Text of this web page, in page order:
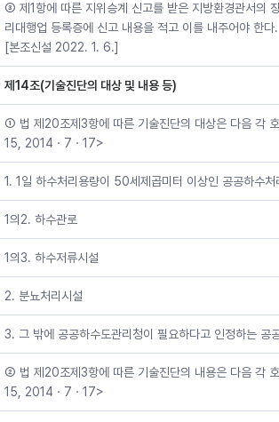
③ 제1항에 따른 지위승계 신고를 받은 지방환경관서의
리대행업 등록증에 신고 내용을 적고 이를 내주어야 한다.
[본조신설 2022. 1. 6.]
제14조(기술진단의 대상 및 내용 등)
① 법 제20조제3항에 따른 기술진단의 대상은 다음 각
15, 2014ㆍ7ㆍ17>
1. 1일 하수처리용량이 50세제곱미터 이상인 공공하수
1의2. 하수관로
1의3. 하수저류시설
2. 분뇨처리시설
3. 그 밖에 공공하수도관리청이 필요하다고 인정하는 공
② 법 제20조제3항에 따른 기술진단의 내용은 다음 각
15, 2014ㆍ7ㆍ17>